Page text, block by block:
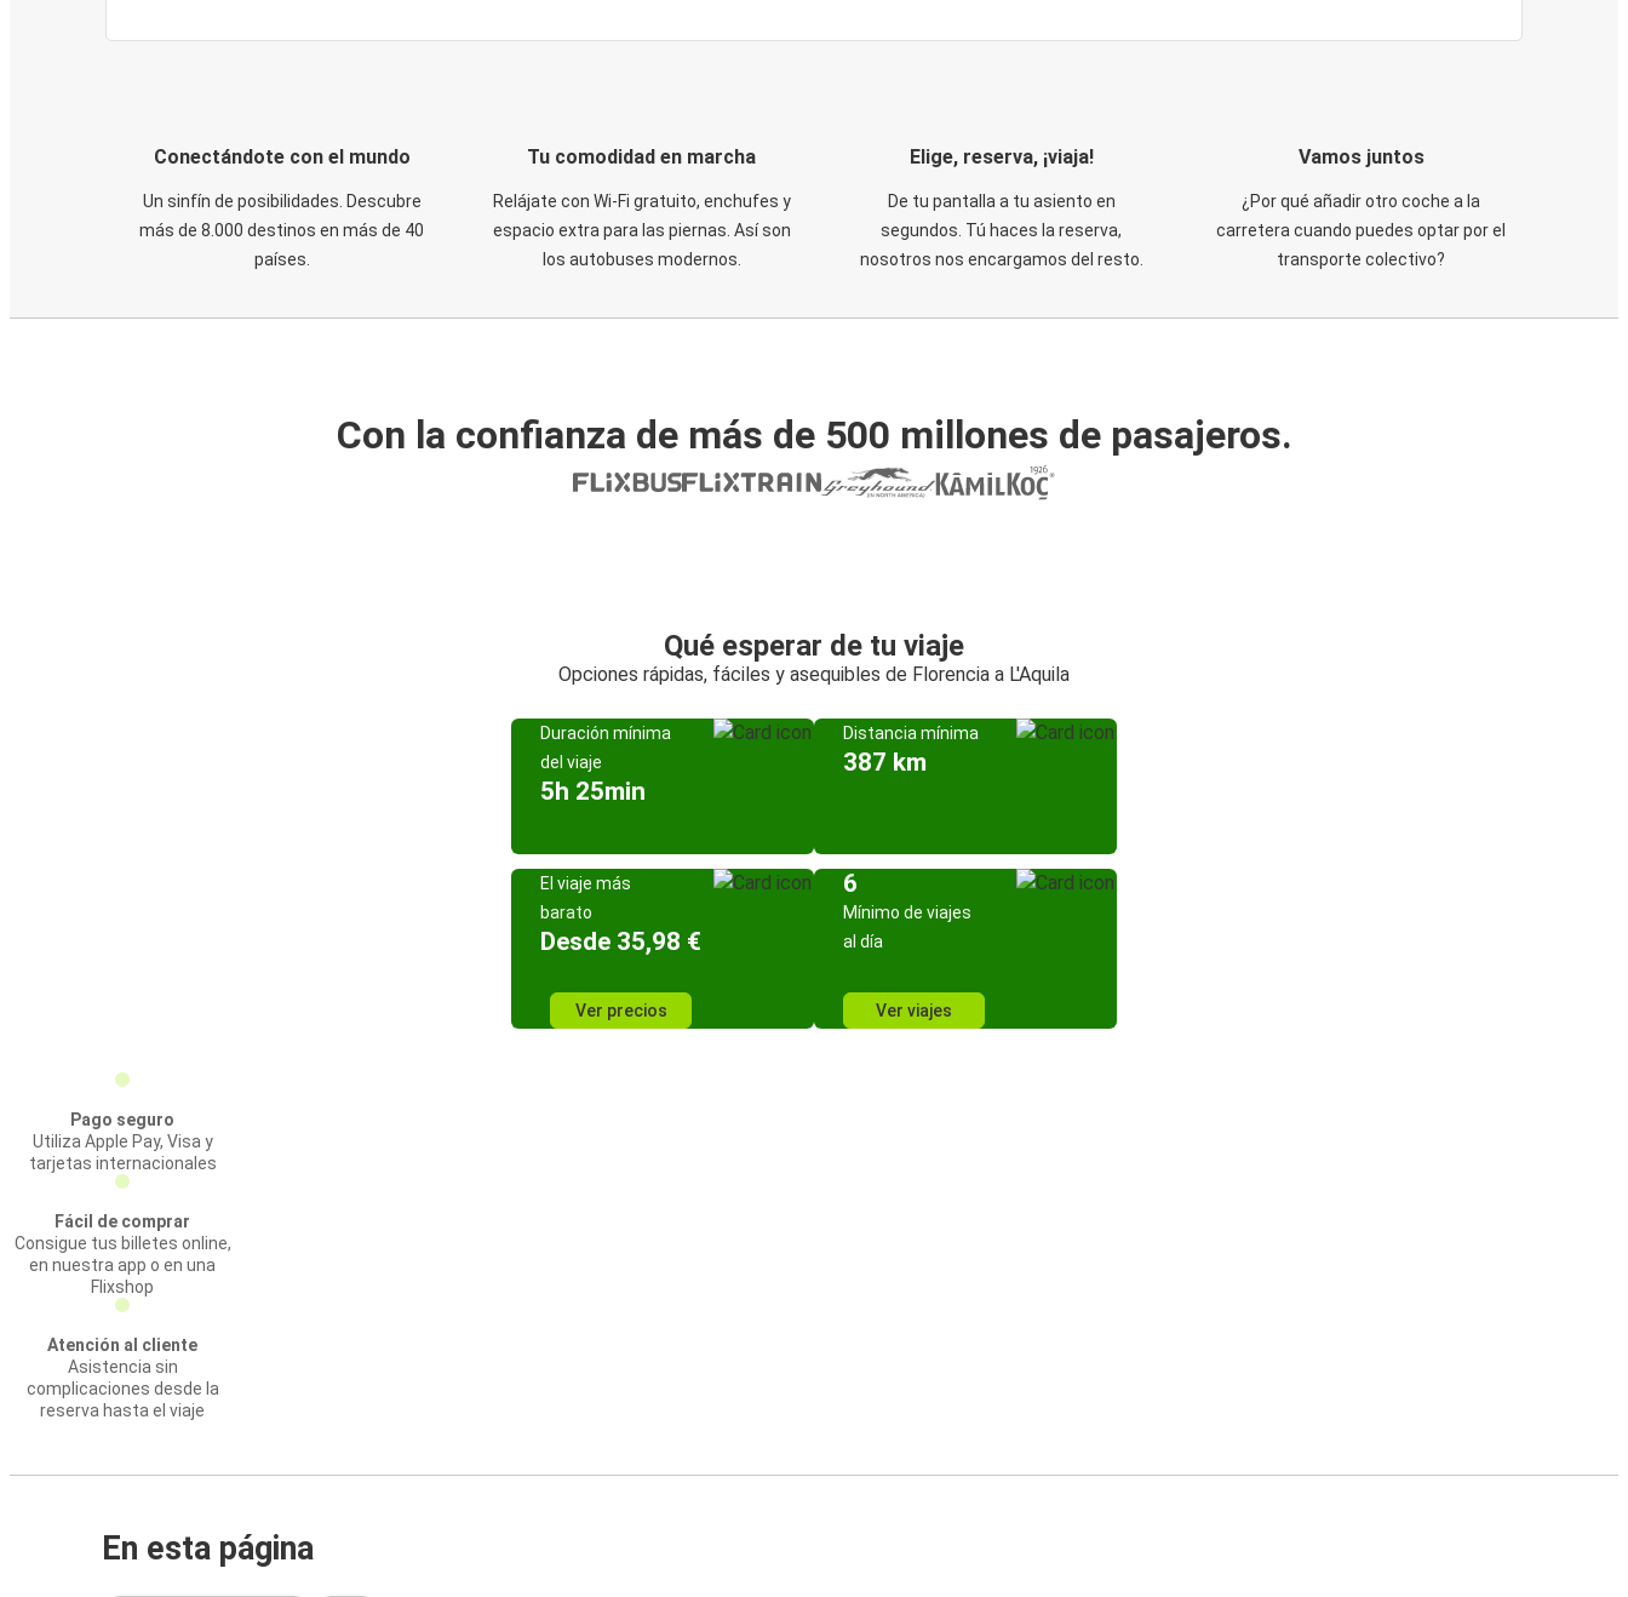
Conectándote con el mundo
Un sinfín de posibilidades. Descubre
más de 8.000 destinos en más de 40
países.
Tu comodidad en marcha
Relájate con Wi-Fi gratuito, enchufes y
espacio extra para las piernas. Así son
los autobuses modernos.
Elige, reserva, ¡viaja!
De tu pantalla a tu asiento en
segundos. Tú haces la reserva,
nosotros nos encargamos del resto.
Vamos juntos
¿Por qué añadir otro coche a la
carretera cuando puedes optar por el
transporte colectivo?
Con la confianza de más de 500 millones de pasajeros.
Qué esperar de tu viaje
Opciones rápidas, fáciles y asequibles de Florencia a L'Aquila
Duración mínima
del viaje
5h 25min
Distancia mínima
387 km
El viaje más
barato
Desde 35,98 €
Ver precios
6
Mínimo de viajes
al día
Ver viajes
Pago seguro
Utiliza Apple Pay, Visa y
tarjetas internacionales
Fácil de comprar
Consigue tus billetes online,
en nuestra app o en una
Flixshop
Atención al cliente
Asistencia sin
complicaciones desde la
reserva hasta el viaje
En esta página